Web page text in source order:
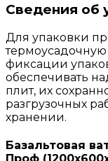
Сведения об
Для упаковки
фиксации
обеспечивать
плит, их
разгрузочных
хранении.
Базальтовая